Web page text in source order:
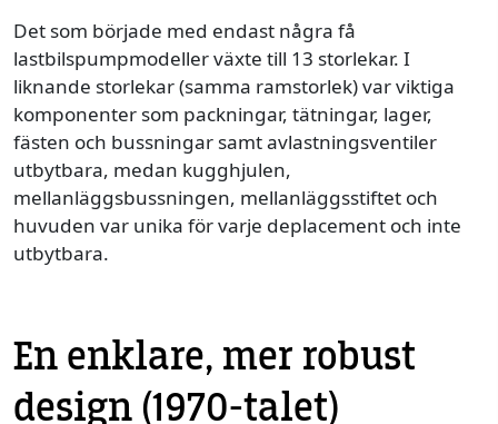
Det som började med endast några få
lastbilspumpmodeller växte till 13 storlekar. I
liknande storlekar (samma ramstorlek) var viktiga
komponenter som packningar, tätningar, lager,
fästen och bussningar samt avlastningsventiler
utbytbara, medan kugghjulen,
mellanläggsbussningen, mellanläggsstiftet och
huvuden var unika för varje deplacement och inte
utbytbara.
En enklare, mer robust
design (1970-talet)